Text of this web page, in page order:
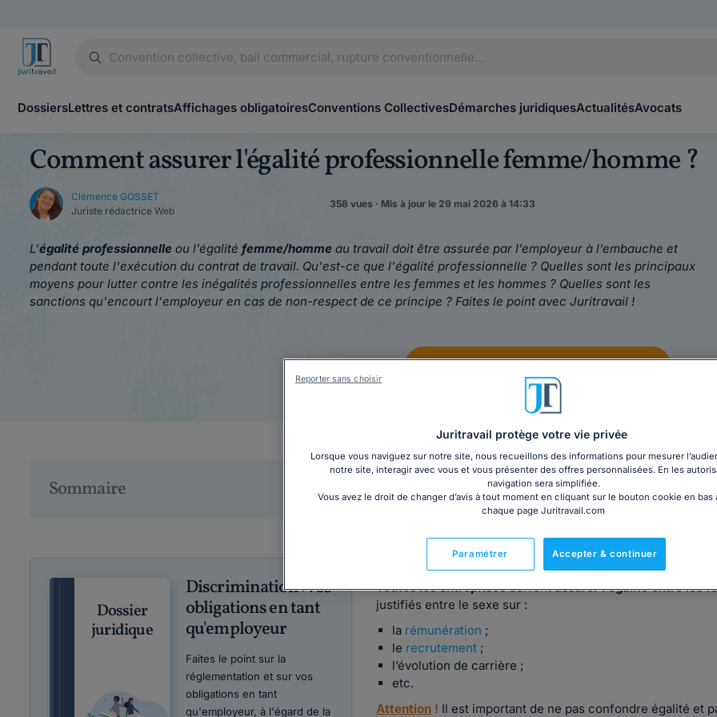
DossiersLettres et contratsAffichages obligatoiresConventions CollectivesDémarches juridiquesActualitésAvocats
Comment assurer l'égalité professionnelle femme/homme ?
Clémence GOSSET
Juriste rédactrice Web
358 vues · Mis à jour le 29 mai 2026 à 14:33
L’égalité professionnelle ou l’égalité femme/homme au travail doit être assurée par l’employeur à l’embauche et
pendant toute l'exécution du contrat de travail. Qu'est-ce que l'égalité professionnelle ? Quelles sont les principaux
moyens pour lutter contre les inégalités professionnelles entre les femmes et les hommes ? Quelles sont les
sanctions qu'encourt l'employeur en cas de non-respect de ce principe ? Faites le point avec Juritravail !
Lutter contre la discrimination au travail
Sommaire
Dossier
juridique
Discrimination : vos
obligations en tant
qu'employeur
Faites le point sur la
réglementation et sur vos
obligations en tant
qu'employeur, à l'égard de la
Qu'est-ce que l'égalité professionnelle
Définition de l'égalité professionnelle
L’égalité professionnelle est le fait detraiter de façon
Toutes les entreprisesdoiventassurer l’égalité entre les
justifiés entre le sexe sur :
la rémunération ;
le recrutement ;
l’évolution de carrière ;
etc.
Attention ! Il est important de ne pas confondre égalité et
Juritravail protège votre vie privée
Lorsque vous naviguez sur notre site, nous recueillons des informations pour mesurer
notre site, interagir avec vous et vous présenter des offres personnalisées. En les
navigation sera simplifiée.
Vous avez le droit de changer d’avis à tout moment en cliquant sur le bouton cookie en bas
chaque page Juritravail.com
Accepter & continuer
Paramétrer
Reporter sans choisir